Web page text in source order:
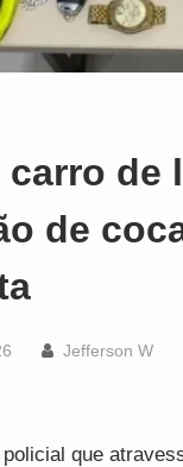
carro de
de
Jefferson W
que